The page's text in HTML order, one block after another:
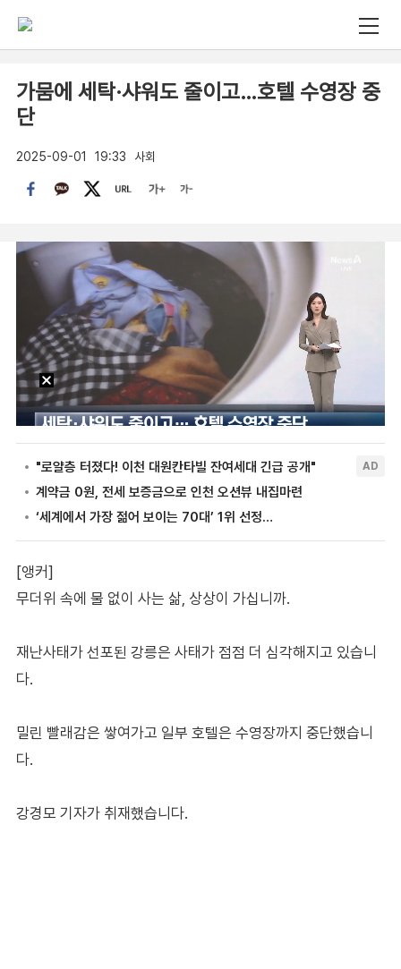
가뭄에 세탁·샤워도 줄이고…호텔 수영장 중
단
2025-09-01 19:33 사회
[앵커]
무더위 속에 물 없이 사는 삶, 상상이 가십니까.
재난사태가 선포된 강릉은 사태가 점점 더 심각해지고 있습니
다.
밀린 빨래감은 쌓여가고 일부 호텔은 수영장까지 중단했습니
다.
강경모 기자가 취재했습니다.